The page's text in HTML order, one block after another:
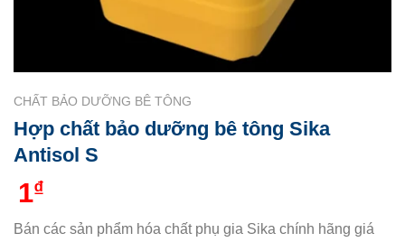
CHẤT BẢO DƯỠNG BÊ TÔNG
Hợp chất bảo dưỡng bê tông Sika
Antisol S
1₫
Bán các sản phẩm hóa chất phụ gia Sika chính hãng giá